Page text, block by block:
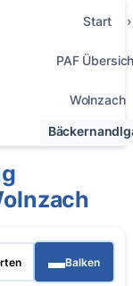
Start
PAF
Wolnzach
▬Balken